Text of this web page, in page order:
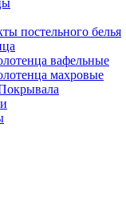
постельного белья
вафельные
махровые